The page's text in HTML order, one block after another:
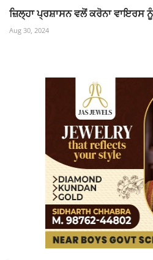
ਜ਼ਿਲ੍ਹਾ ਪ੍ਰਸ਼ਾਸਨ ਵਲੋਂ ਕਰੋਨਾ ਵਾਇਰਸ
Aug 30, 2024